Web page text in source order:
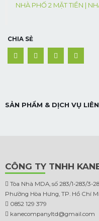
NHÀ PHỐ 2 MẶT TIỀN |
CHIA SẺ
SẢN PHẨM & DỊCH VỤ
CÔNG TY TNHH
Tòa Nhà MDA, số 283/1-283/3-
Phường Hòa Hưng, TP. Hồ Chí
0852 129 379
kanecompanyltd@gmail.com